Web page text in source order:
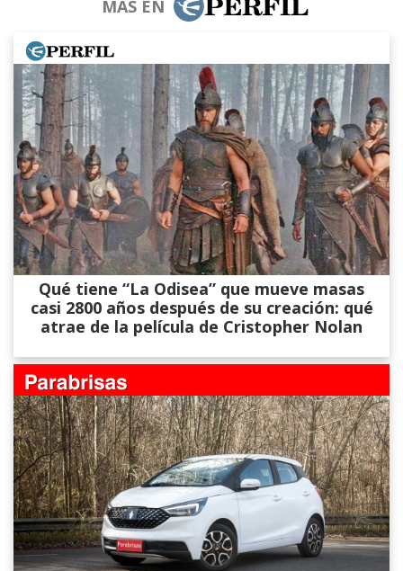
MÁS EN
Qué tiene “La Odisea” que mueve masas
casi 2800 años después de su creación: qué
atrae de la película de Cristopher Nolan